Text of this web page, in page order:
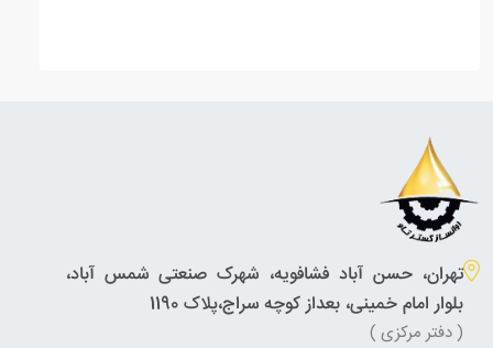
تهران، حسن آباد فشافویه، شهرک صنعتی شمس آباد،
بلوار امام خمینی، بعداز کوچه سراج،پلاک 1190
( دفتر مرکزی )